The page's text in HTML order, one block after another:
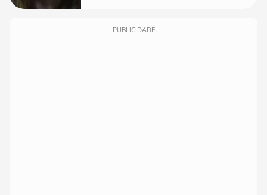
PUBLICIDADE